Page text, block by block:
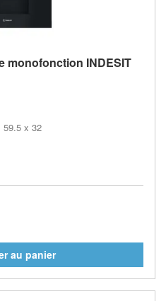
monofonction INDESIT
59.5 x 32
au panier